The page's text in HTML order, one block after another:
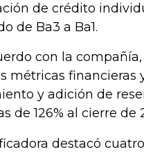
de crédito
de Ba3 a Ba1.
con la
métricas financieras
y adición de
de 126% al cierre de
destacó